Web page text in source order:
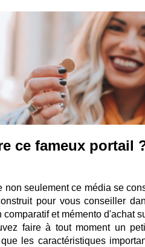
ce fameux portail
non seulement ce média se
pour vous conseiller
et mémento d'achat
faire à tout moment un
les caractéristiques